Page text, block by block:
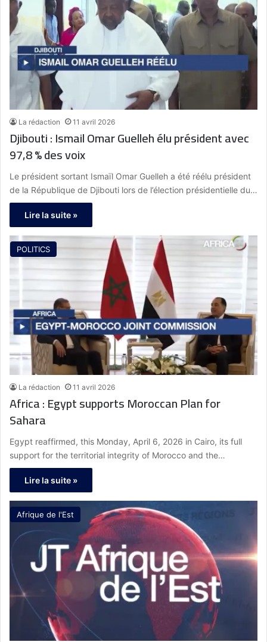
La rédaction 11 avril 2026
Djibouti : Ismail Omar Guelleh élu président avec
97,8 % des voix
Le président sortant Ismaïl Omar Guelleh a été réélu président
de la République de Djibouti lors de l’élection présidentielle du…
Lire la suite »
POLITICS
La rédaction 11 avril 2026
Africa : Egypt supports Moroccan Plan for
Sahara
Egypt reaffirmed, this Monday, April 6, 2026 in Cairo, its full
support for the territorial integrity of Morocco and the…
Lire la suite »
Afrique de l'Est